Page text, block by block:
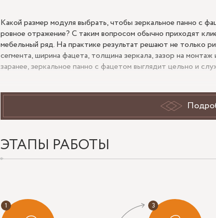
Какой размер модуля выбрать, чтобы зеркальное панно с
ровное отражение? С таким вопросом обычно приходят
мебельный ряд. На практике результат решают не только
сегмента, ширина фацета, толщина зеркала, зазор на
заранее, зеркальное панно с фацетом выглядит цельно и
Размер модуля и пропорция панно
Частый кейс: стена 2460х1680 мм, клиент хочет панно из
крайние элементы не получились уже 60–80 мм: узкие
Ширина фацета и толщина зеркала
ЭТАПЫ РАБОТЫ